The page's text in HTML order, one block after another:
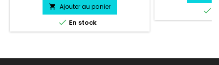
 Ajouter au panier
 En stock
